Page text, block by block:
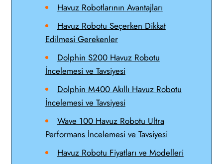
Havuz Robotlarının Avantajları
Havuz Robotu Seçerken Dikkat
Edilmesi Gerekenler
Dolphin S200 Havuz Robotu
İncelemesi ve Tavsiyesi
Dolphin M400 Akıllı Havuz Robotu
İncelemesi ve Tavsiyesi
Wave 100 Havuz Robotu Ultra
Performans İncelemesi ve Tavsiyesi
Havuz Robotu Fiyatları ve Modelleri